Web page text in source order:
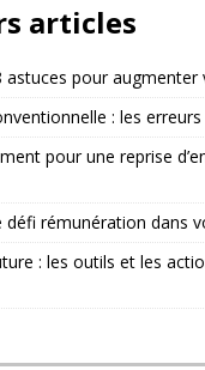
articles
pour augmenter
: les
pour une reprise
défi rémunération dans
: les outils et les